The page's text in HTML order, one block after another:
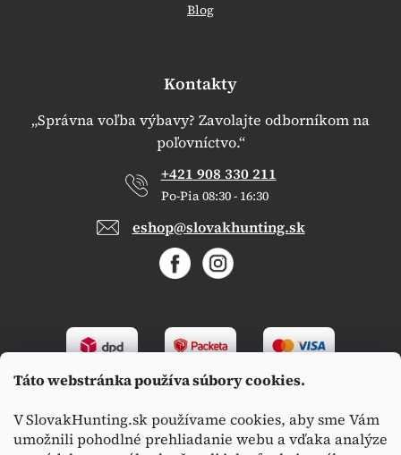
Táto webstránka používa súbory cookies.
V SlovakHunting.sk používame cookies, aby sme Vám
umožnili pohodlné prehliadanie webu a vďaka analýze
Blog
Kontakty
„Správna voľba výbavy? Zavolajte odborníkom na
poľovníctvo.“
+421 908 330 211
Po-Pia 08:30 - 16:30
eshop@slovakhunting.sk